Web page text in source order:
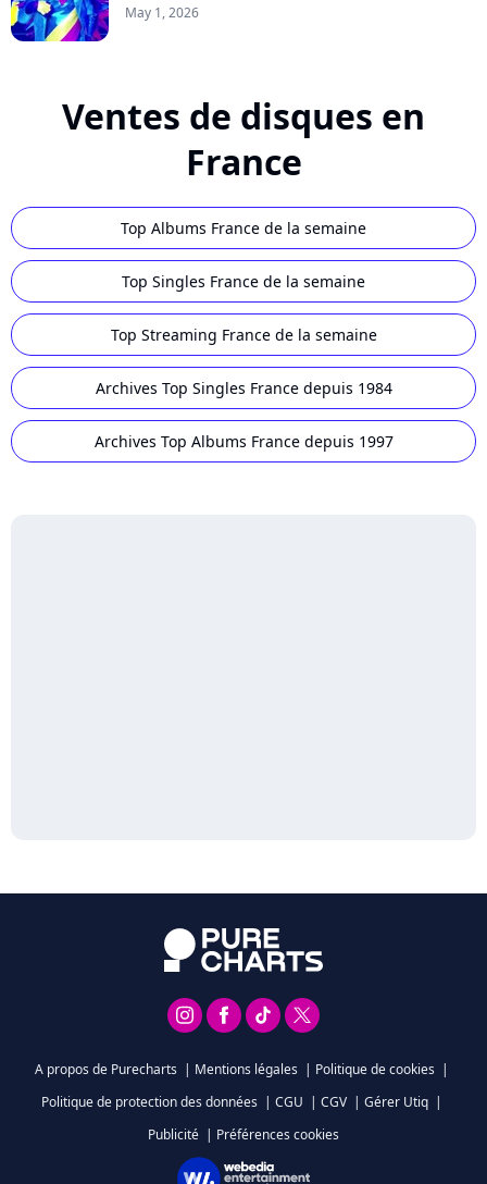
May 1, 2026
Ventes de disques en
France
Top Albums France de la semaine
Top Singles France de la semaine
Top Streaming France de la semaine
Archives Top Singles France depuis 1984
Archives Top Albums France depuis 1997
A propos de Purecharts | Mentions légales | Politique de cookies |
Politique de protection des données | CGU | CGV | Gérer Utiq |
Publicité | Préférences cookies